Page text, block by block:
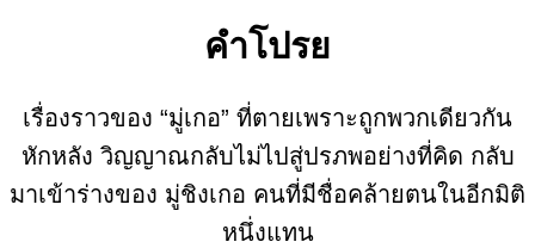
คำโปรย
เรื่องราวของ “มู่เกอ” ที่ตายเพราะถูกพวกเดียวกัน
หักหลัง วิญญาณกลับไม่ไปสู่ปรภพอย่างที่คิด กลับ
มาเข้าร่างของ มู่ชิงเกอ คนที่มีชื่อคล้ายตนในอีกมิติ
หนึ่งแทน